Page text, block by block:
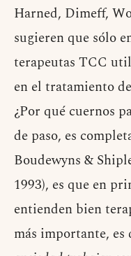
Harned, Dimeff,
sugieren que sólo
terapeutas TCC
en el tratamiento
¿Por qué cuernos
de paso, es
Boudewyns &
1993), es que en
entienden bien
más importante, es